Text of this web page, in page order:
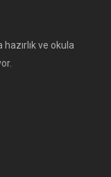
ve okula